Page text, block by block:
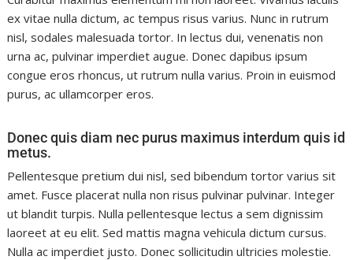
ex vitae nulla dictum, ac tempus risus varius. Nunc in rutrum
nisl, sodales malesuada tortor. In lectus dui, venenatis non
urna ac, pulvinar imperdiet augue. Donec dapibus ipsum
congue eros rhoncus, ut rutrum nulla varius. Proin in euismod
purus, ac ullamcorper eros.
Donec quis diam nec purus maximus interdum quis id
metus.
Pellentesque pretium dui nisl, sed bibendum tortor varius sit
amet. Fusce placerat nulla non risus pulvinar pulvinar. Integer
ut blandit turpis. Nulla pellentesque lectus a sem dignissim
laoreet at eu elit. Sed mattis magna vehicula dictum cursus.
Nulla ac imperdiet justo. Donec sollicitudin ultricies molestie.